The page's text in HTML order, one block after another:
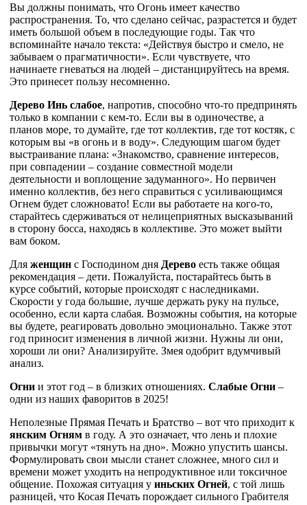
Вы должны понимать, что Огонь имеет качество
распространения. То, что сделано сейчас, разрастется и будет
иметь большой объем в последующие годы. Так что
вспоминайте начало текста: «Действуя быстро и смело, не
забываем о прагматичности». Если чувствуете, что
начинаете гневаться на людей – дистанцируйтесь на время.
Это принесет пользу несомненно.
Дерево Инь слабое, напротив, способно что-то предпринять
только в компании с кем-то. Если вы в одиночестве, а
планов море, то думайте, где тот коллектив, где тот костяк, с
которым вы «в огонь и в воду». Следующим шагом будет
выстраивание плана: «Знакомство, сравнение интересов,
при совпадении – создание совместной модели
деятельности и воплощение задуманного». Но первичен
именно коллектив, без него справиться с усиливающимся
Огнем будет сложновато! Если вы работаете на кого-то,
старайтесь сдерживаться от нелицеприятных высказываний
в сторону босса, находясь в коллективе. Это может выйти
вам боком.
Для женщин с Господином дня Дерево есть также общая
рекомендация – дети. Пожалуйста, постарайтесь быть в
курсе событий, которые происходят с наследниками.
Скорости у года большие, лучше держать руку на пульсе,
особенно, если карта слабая. Возможны события, на которые
вы будете, реагировать довольно эмоционально. Также этот
год приносит изменения в личной жизни. Нужны ли они,
хороши ли они? Анализируйте. Змея одобрит вдумчивый
анализ.
Огни и этот год – в близких отношениях. Слабые Огни –
одни из наших фаворитов в 2025!
Неполезные Прямая Печать и Братство – вот что приходит к
янским Огням в году. А это означает, что лень и плохие
привычки могут «тянуть на дно». Можно упустить шансы.
Формулировать свои мысли станет сложнее, много сил и
времени может уходить на непродуктивное или токсичное
общение. Похожая ситуация у иньских Огней, с той лишь
разницей, что Косая Печать порождает сильного Грабителя